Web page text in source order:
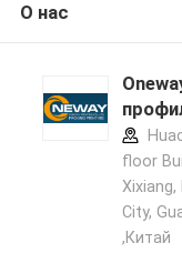
О нас
floor
City,
,Китай